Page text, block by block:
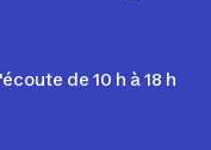
de 10 h à 18 h